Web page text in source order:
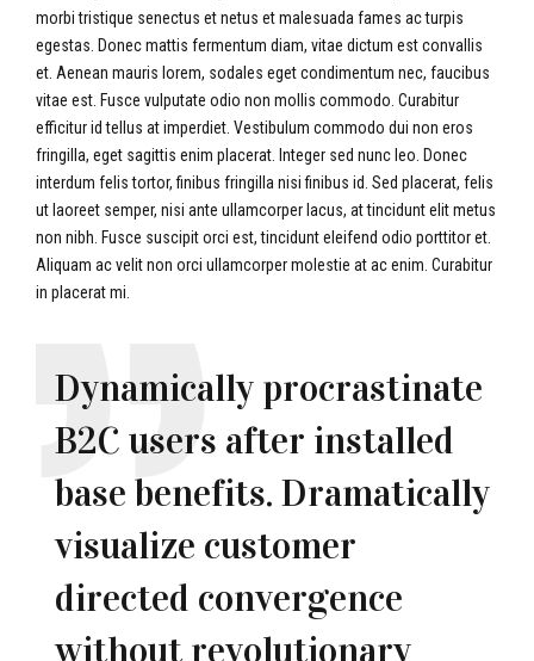
morbi tristique senectus et netus et malesuada fames ac turpis
egestas. Donec mattis fermentum diam, vitae dictum est convallis
et. Aenean mauris lorem, sodales eget condimentum nec, faucibus
vitae est. Fusce vulputate odio non mollis commodo. Curabitur
efficitur id tellus at imperdiet. Vestibulum commodo dui non eros
fringilla, eget sagittis enim placerat. Integer sed nunc leo. Donec
interdum felis tortor, finibus fringilla nisi finibus id. Sed placerat, felis
ut laoreet semper, nisi ante ullamcorper lacus, at tincidunt elit metus
non nibh. Fusce suscipit orci est, tincidunt eleifend odio porttitor et.
Aliquam ac velit non orci ullamcorper molestie at ac enim. Curabitur
in placerat mi.
Dynamically procrastinate
B2C users after installed
base benefits. Dramatically
visualize customer
directed convergence
without revolutionary